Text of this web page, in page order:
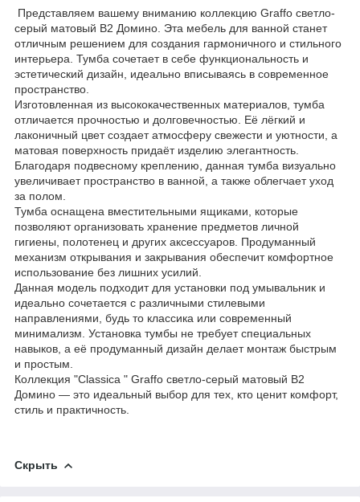
Представляем вашему вниманию коллекцию Graffo светло-
серый матовый В2 Домино. Эта мебель для ванной станет
отличным решением для создания гармоничного и стильного
интерьера. Тумба сочетает в себе функциональность и
эстетический дизайн, идеально вписываясь в современное
пространство.
Изготовленная из высококачественных материалов, тумба
отличается прочностью и долговечностью. Её лёгкий и
лаконичный цвет создает атмосферу свежести и уютности, а
матовая поверхность придаёт изделию элегантность.
Благодаря подвесному креплению, данная тумба визуально
увеличивает пространство в ванной, а также облегчает уход
за полом.
Тумба оснащена вместительными ящиками, которые
позволяют организовать хранение предметов личной
гигиены, полотенец и других аксессуаров. Продуманный
механизм открывания и закрывания обеспечит комфортное
использование без лишних усилий.
Данная модель подходит для установки под умывальник и
идеально сочетается с различными стилевыми
направлениями, будь то классика или современный
минимализм. Установка тумбы не требует специальных
навыков, а её продуманный дизайн делает монтаж быстрым
и простым.
Коллекция "Classica " Graffo светло-серый матовый В2
Домино — это идеальный выбор для тех, кто ценит комфорт,
стиль и практичность.
Скрыть